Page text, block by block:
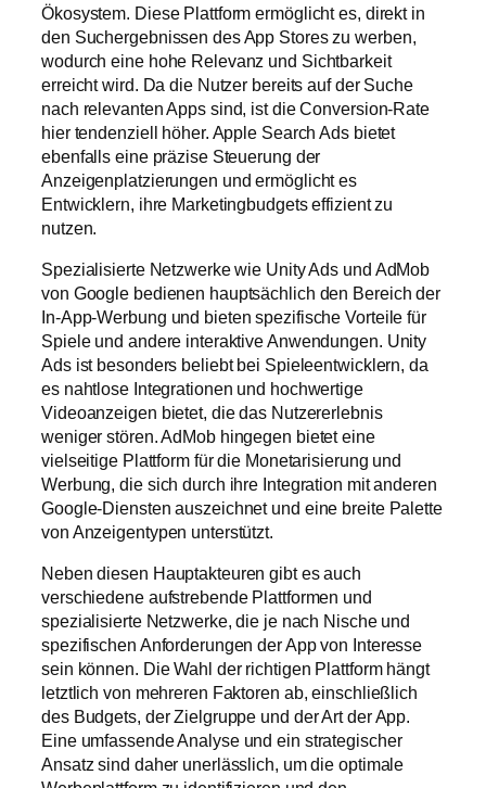
Ökosystem. Diese Plattform ermöglicht es, direkt in
den Suchergebnissen des App Stores zu werben,
wodurch eine hohe Relevanz und Sichtbarkeit
erreicht wird. Da die Nutzer bereits auf der Suche
nach relevanten Apps sind, ist die Conversion-Rate
hier tendenziell höher. Apple Search Ads bietet
ebenfalls eine präzise Steuerung der
Anzeigenplatzierungen und ermöglicht es
Entwicklern, ihre Marketingbudgets effizient zu
nutzen.
Spezialisierte Netzwerke wie Unity Ads und AdMob
von Google bedienen hauptsächlich den Bereich der
In-App-Werbung und bieten spezifische Vorteile für
Spiele und andere interaktive Anwendungen. Unity
Ads ist besonders beliebt bei Spieleentwicklern, da
es nahtlose Integrationen und hochwertige
Videoanzeigen bietet, die das Nutzererlebnis
weniger stören. AdMob hingegen bietet eine
vielseitige Plattform für die Monetarisierung und
Werbung, die sich durch ihre Integration mit anderen
Google-Diensten auszeichnet und eine breite Palette
von Anzeigentypen unterstützt.
Neben diesen Hauptakteuren gibt es auch
verschiedene aufstrebende Plattformen und
spezialisierte Netzwerke, die je nach Nische und
spezifischen Anforderungen der App von Interesse
sein können. Die Wahl der richtigen Plattform hängt
letztlich von mehreren Faktoren ab, einschließlich
des Budgets, der Zielgruppe und der Art der App.
Eine umfassende Analyse und ein strategischer
Ansatz sind daher unerlässlich, um die optimale